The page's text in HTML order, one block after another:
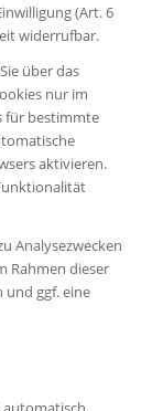
(Art. 6
widerrufbar.
über das
nur im
für bestimmte
aktivieren.
Analysezwecken
Rahmen dieser
ggf. eine